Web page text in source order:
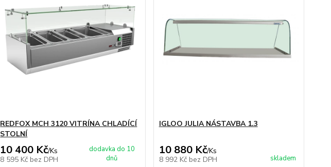
REDFOX MCH 3120 VITRÍNA CHLADÍCÍ
STOLNÍ
10 400 Kč/Ks
8 595 Kč bez DPH
dodavka do 10
dnů
IGLOO JULIA NÁSTAVBA 1.3
10 880 Kč/Ks
8 992 Kč bez DPH skladem